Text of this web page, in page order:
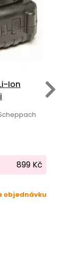
Ion
899 Kč
objednávku